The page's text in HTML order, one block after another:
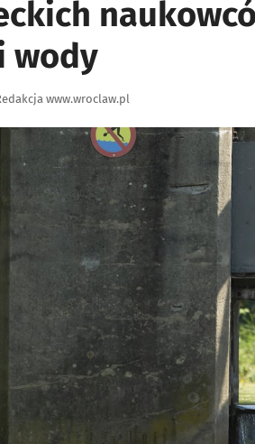
wody
www.wroclaw.pl